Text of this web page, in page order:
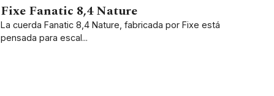
Fixe Fanatic 8,4 Nature
La cuerda Fanatic 8,4 Nature, fabricada por Fixe está
pensada para escal...